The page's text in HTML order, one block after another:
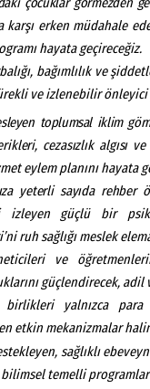
karşı erken müdahale
hayata geçireceğiz.
bağımlılık ve
ve izlenebilir önleyici
toplumsal iklim
cezasızlık algısı ve
eylem planını hayata
yeterli sayıda rehber
izleyen güçlü bir
ruh sağlığı meslek
ve
güçlendirecek,
birlikleri yalnızca
etkin mekanizmalar
sağlıklı
bilimsel temelli